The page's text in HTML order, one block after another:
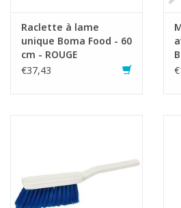
Raclette à lame
unique Boma Food - 60
cm - ROUGE
€37,43